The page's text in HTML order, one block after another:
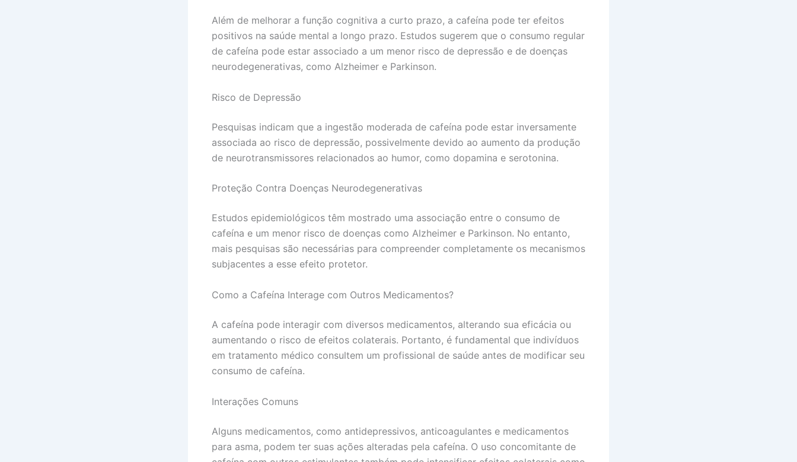
Além de melhorar a função cognitiva a curto prazo, a cafeína pode ter efeitos
positivos na saúde mental a longo prazo. Estudos sugerem que o consumo regular
de cafeína pode estar associado a um menor risco de depressão e de doenças
neurodegenerativas, como Alzheimer e Parkinson.
Risco de Depressão
Pesquisas indicam que a ingestão moderada de cafeína pode estar inversamente
associada ao risco de depressão, possivelmente devido ao aumento da produção
de neurotransmissores relacionados ao humor, como dopamina e serotonina.
Proteção Contra Doenças Neurodegenerativas
Estudos epidemiológicos têm mostrado uma associação entre o consumo de
cafeína e um menor risco de doenças como Alzheimer e Parkinson. No entanto,
mais pesquisas são necessárias para compreender completamente os mecanismos
subjacentes a esse efeito protetor.
Como a Cafeína Interage com Outros Medicamentos?
A cafeína pode interagir com diversos medicamentos, alterando sua eficácia ou
aumentando o risco de efeitos colaterais. Portanto, é fundamental que indivíduos
em tratamento médico consultem um profissional de saúde antes de modificar seu
consumo de cafeína.
Interações Comuns
Alguns medicamentos, como antidepressivos, anticoagulantes e medicamentos
para asma, podem ter suas ações alteradas pela cafeína. O uso concomitante de